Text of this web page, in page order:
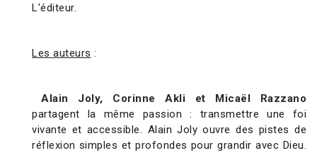
L'éditeur.
Les auteurs :
Alain Joly, Corinne Akli et Micaël Razzano
partagent la même passion : transmettre une foi
vivante et accessible. Alain Joly ouvre des pistes de
réflexion simples et profondes pour grandir avec Dieu.